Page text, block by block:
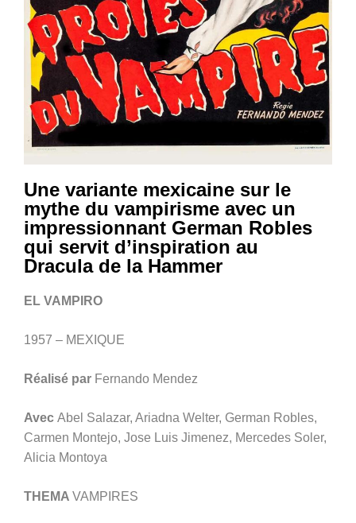
Une variante mexicaine sur le
mythe du vampirisme avec un
impressionnant German Robles
qui servit d’inspiration au
Dracula de la Hammer
EL VAMPIRO
1957 – MEXIQUE
Réalisé par Fernando Mendez
Avec Abel Salazar, Ariadna Welter, German Robles,
Carmen Montejo, Jose Luis Jimenez, Mercedes Soler,
Alicia Montoya
THEMA VAMPIRES